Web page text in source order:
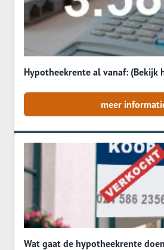
Hypotheekrente al vanaf: (Bekijk
meer
Wat gaat de hypotheekrente